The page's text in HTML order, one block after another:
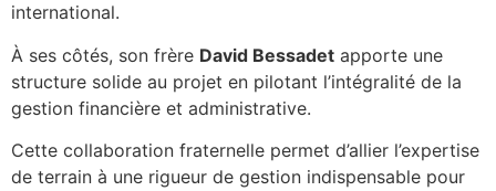
international.
À ses côtés, son frère David Bessadet apporte une
structure solide au projet en pilotant l’intégralité de la
gestion financière et administrative.
Cette collaboration fraternelle permet d’allier l’expertise
de terrain à une rigueur de gestion indispensable pour